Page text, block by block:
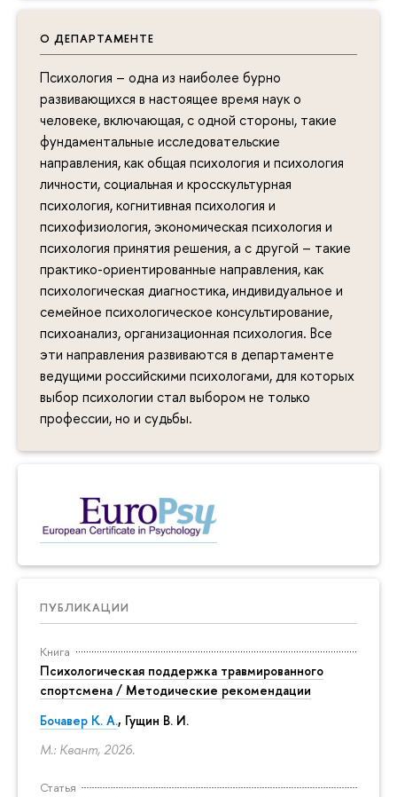
О ДЕПАРТАМЕНТЕ
Психология – одна из наиболее бурно
развивающихся в настоящее время наук о
человеке, включающая, с одной стороны, такие
фундаментальные исследовательские
направления, как общая психология и психология
личности, социальная и кросскультурная
психология, когнитивная психология и
психофизиология, экономическая психология и
психология принятия решения, а с другой – такие
практико-ориентированные направления, как
психологическая диагностика, индивидуальное и
семейное психологическое консультирование,
психоанализ, организационная психология. Все
эти направления развиваются в департаменте
ведущими российскими психологами, для которых
выбор психологии стал выбором не только
профессии, но и судьбы.
ПУБЛИКАЦИИ
Книга
Психологическая поддержка травмированного
спортсмена / Методические рекомендации
Бочавер К. А., Гущин В. И.
М.: Квант, 2026.
Статья